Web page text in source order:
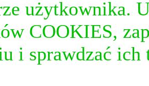
użytkownika.
COOKIES,
i sprawdzać ich